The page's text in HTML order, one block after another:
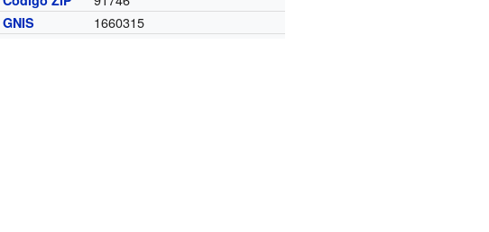
GNIS 1660315